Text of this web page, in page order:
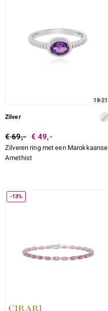
18-21
Zilver
€ 69,- € 49,-
Zilveren ring met een Marokkaanse
Amethist
-13%